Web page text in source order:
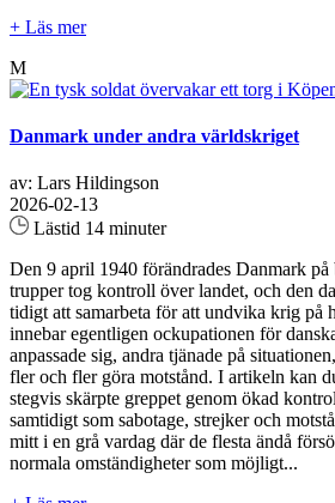
+ Läs mer
M
Danmark under andra världskriget
av: Lars Hildingson
2026-02-13
Lästid 14 minuter
Den 9 april 1940 förändrades Danmark på
trupper tog kontroll över landet, och den
tidigt att samarbeta för att undvika krig på
innebar egentligen ockupationen för
anpassade sig, andra tjänade på
fler och fler göra motstånd. I artikeln kan
stegvis skärpte greppet genom ökad
samtidigt som sabotage, strejker och
mitt i en grå vardag där de flesta ändå
normala omständigheter som möjligt...